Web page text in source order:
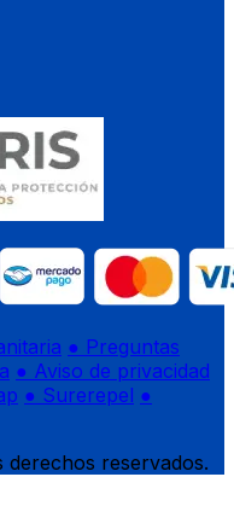
● Preguntas
● Aviso de privacidad
● Surerepel ●
derechos reservados.